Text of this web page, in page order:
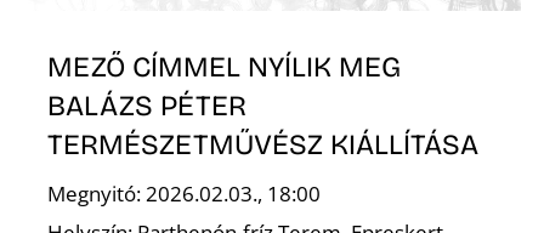
MEZŐ CÍMMEL NYÍLIK MEG
BALÁZS PÉTER
TERMÉSZETMŰVÉSZ KIÁLLÍTÁSA
Megnyitó: 2026.02.03., 18:00